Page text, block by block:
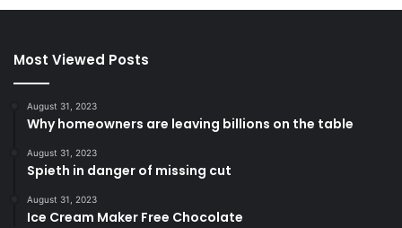
Most Viewed Posts
August 31, 2023
Why homeowners are leaving billions on the table
August 31, 2023
Spieth in danger of missing cut
August 31, 2023
Ice Cream Maker Free Chocolate